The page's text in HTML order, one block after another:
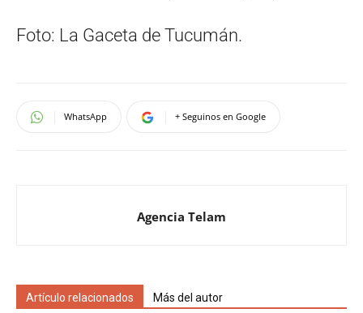
Foto: La Gaceta de Tucumán.
WhatsApp + Seguinos en Google
Agencia Telam
Artículo relacionados Más del autor